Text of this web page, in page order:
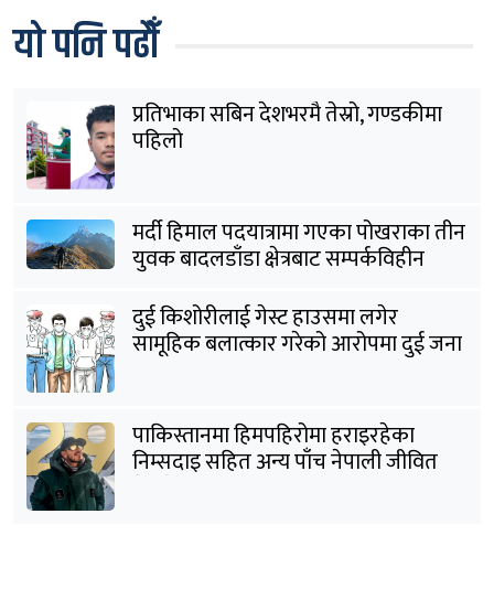
यो पनि पढौँ
प्रतिभाका सबिन देशभरमै तेस्रो, गण्डकीमा
पहिलो
मर्दी हिमाल पदयात्रामा गएका पोखराका तीन
युवक बादलडाँडा क्षेत्रबाट सम्पर्कविहीन
दुई किशोरीलाई गेस्ट हाउसमा लगेर
सामूहिक बलात्कार गरेको आरोपमा दुई जना
पक्राउ
पाकिस्तानमा हिमपहिरोमा हराइरहेका
निम्सदाइ सहित अन्य पाँच नेपाली जीवित
भेटिने आशा कमजोर, युक्तको शव निकालियो